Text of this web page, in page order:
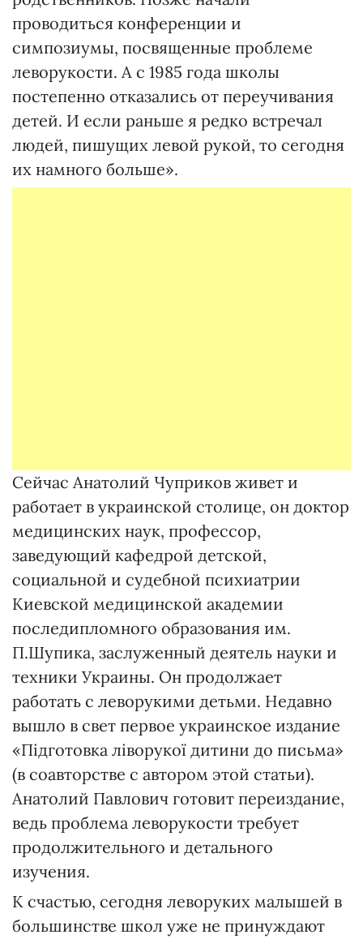
проводиться конференции и
симпозиумы, посвященные проблеме
леворукости. А с 1985 года школы
постепенно отказались от переучивания
детей. И если раньше я редко встречал
людей, пишущих левой рукой, то сегодня
их намного больше».
Сейчас Анатолий Чуприков живет и
работает в украинской столице, он доктор
медицинских наук, профессор,
заведующий кафедрой детской,
социальной и судебной психиатрии
Киевской медицинской академии
последипломного образования им.
П.Шупика, заслуженный деятель науки и
техники Украины. Он продолжает
работать с леворукими детьми. Недавно
вышло в свет первое украинское издание
«Підготовка ліворукої дитини до письма»
(в соавторстве с автором этой статьи).
Анатолий Павлович готовит переиздание,
ведь проблема леворукости требует
продолжительного и детального
изучения.
К счастью, сегодня леворуких малышей в
большинстве школ уже не принуждают